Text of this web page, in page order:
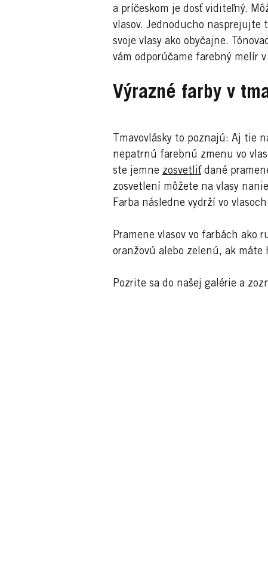
a príčeskom je dosť viditeľný.
vlasov. Jednoducho nasprejujte
svoje vlasy ako obyčajne.
vám odporúčame farebný melír
Výrazné farby v
Tmavovlásky to poznajú: Aj tie
nepatrnú farebnú zmenu vo
ste jemne zosvetliťdané
zosvetlení môžete na vlasy
Farba následne vydrží vo
Pramene vlasov vo farbách ako
oranžovú alebo zelenú, ak
Pozrite sa do našej galérie a